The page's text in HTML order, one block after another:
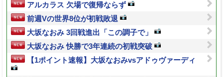
アルカラス 欠場で復帰ならず
前週Vの世界8位が初戦敗退
大坂なおみ 3回戦進出「この調子で」
大坂なおみ 快勝で3年連続の初戦突破
【1ポイント速報】大坂なおみvsアドゥヴァーディ